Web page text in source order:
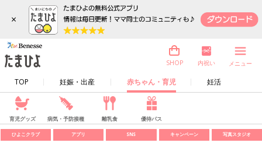
×
TOP 妊娠・出産 赤ちゃん・育児 妊活
SHOP 内祝い メニュー
育児グッズ 病気・予防接種 離乳食 優待パス
ひよこクラブ アプリ SNS キャンペーン 写真スタジオ